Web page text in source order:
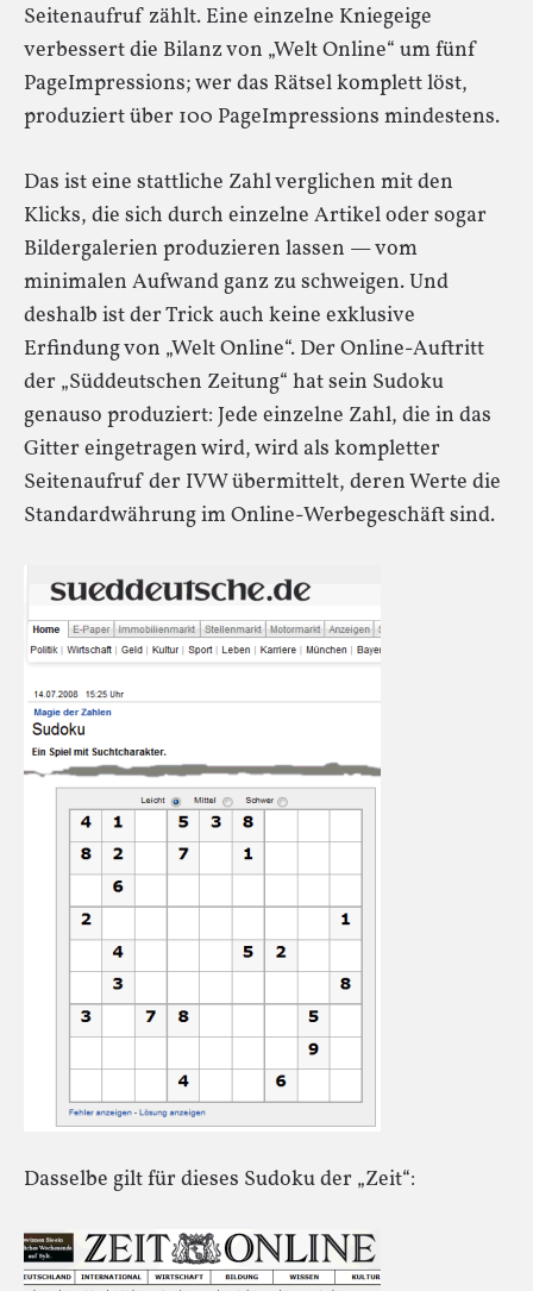
Seitenaufruf zählt. Eine einzelne Kniegeige
verbessert die Bilanz von „Welt Online“ um fünf
PageImpressions; wer das Rätsel komplett löst,
produziert über 100 PageImpressions mindestens.
Das ist eine stattliche Zahl verglichen mit den
Klicks, die sich durch einzelne Artikel oder sogar
Bildergalerien produzieren lassen — vom
minimalen Aufwand ganz zu schweigen. Und
deshalb ist der Trick auch keine exklusive
Erfindung von „Welt Online“. Der Online-Auftritt
der „Süddeutschen Zeitung“ hat sein Sudoku
genauso produziert: Jede einzelne Zahl, die in das
Gitter eingetragen wird, wird als kompletter
Seitenaufruf der IVW übermittelt, deren Werte die
Standardwährung im Online-Werbegeschäft sind.
Dasselbe gilt für dieses Sudoku der „Zeit“: